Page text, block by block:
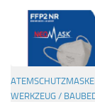
WERKZEUG /